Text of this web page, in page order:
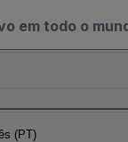
em todo o
(PT)